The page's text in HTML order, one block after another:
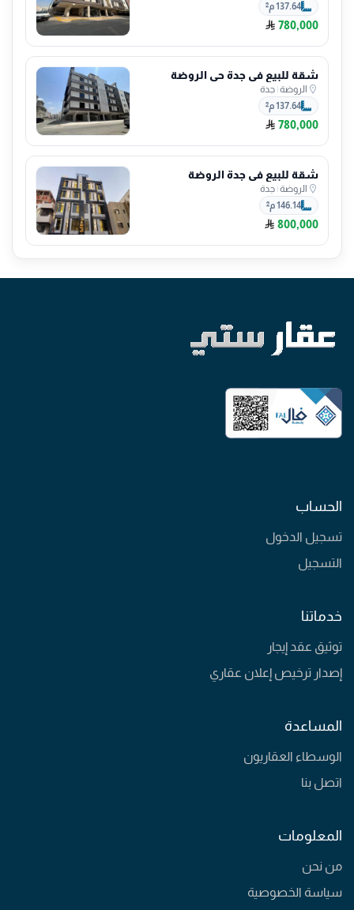
137.64 م²
780,000
شقة للبيع في جدة حي الروضة
الروضة| جدة
137.64 م²
780,000
شقة للبيع في جدة الروضة
الروضة| جدة
146.14 م²
800,000
الحساب
تسجيل الدخول
التسجيل
خدماتنا
توثيق عقد إيجار
إصدار ترخيص إعلان عقاري
المساعدة
الوسطاء العقاريون
اتصل بنا
المعلومات
من نحن
سياسة الخصوصية